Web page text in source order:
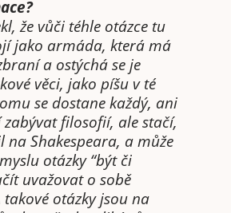
že vůči téhle otázce tu
jako armáda, která má
a ostýchá se je
věci, jako píšu v té
se dostane každý, ani
zabývat filosofií, ale stačí,
na Shakespeara, a může
otázky “být či
uvažovat o sobě
takové otázky jsou na